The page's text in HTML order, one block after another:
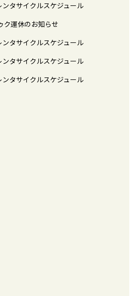
タサイクルスケジュール
ク運休のお知らせ
タサイクルスケジュール
タサイクルスケジュール
タサイクルスケジュール